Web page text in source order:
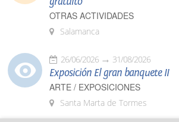
OTRAS ACTIVIDADES
Salamanca
26/06/2026 31/08/2026
Exposición El gran banquete II
ARTE / EXPOSICIONES
Santa Marta de Tormes